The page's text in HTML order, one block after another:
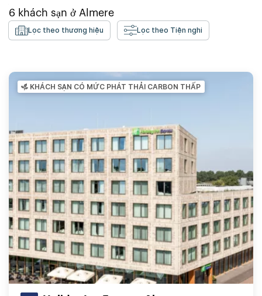
6 khách sạn ở Almere
Lọc theo thương hiệu Lọc theo Tiện nghi
KHÁCH SẠN CÓ MỨC PHÁT THẢI CARBON THẤP